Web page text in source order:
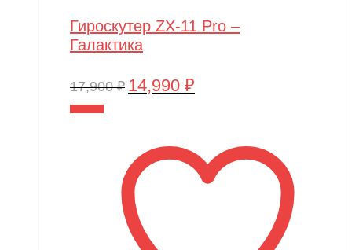
Гироскутер ZX-11 Pro –
Галактика
17,900₽ Первоначальная
17,900 ₽.
14,990 ₽